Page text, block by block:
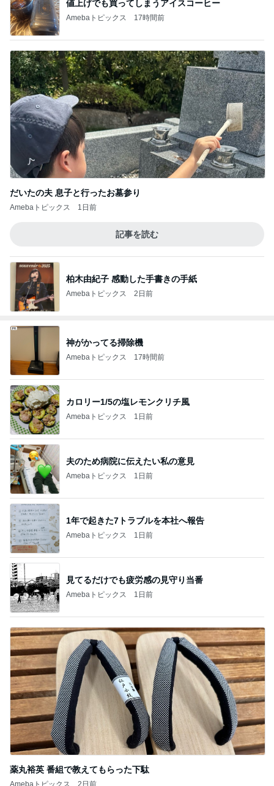
値上げでも買ってしまうアイスコーヒー
Amebaトピックス 17時間前
だいたの夫 息子と行ったお墓参り
Amebaトピックス 1日前
記事を読む
柏木由紀子 感動した手書きの手紙
Amebaトピックス 2日前
神がかってる掃除機
Amebaトピックス 17時間前
カロリー1/5の塩レモンクリチ風
Amebaトピックス 1日前
夫のため病院に伝えたい私の意見
Amebaトピックス 1日前
1年で起きた7トラブルを本社へ報告
Amebaトピックス 1日前
見てるだけでも疲労感の見守り当番
Amebaトピックス 1日前
薬丸裕英 番組で教えてもらった下駄
Amebaトピックス 2日前